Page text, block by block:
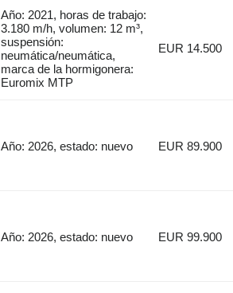
Año: 2021, horas de trabajo:
3.180 m/h, volumen: 12 m³,
suspensión:
neumática/neumática,
marca de la hormigonera:
Euromix MTP
EUR 14.500
Año: 2026, estado: nuevo EUR 89.900
Año: 2026, estado: nuevo EUR 99.900